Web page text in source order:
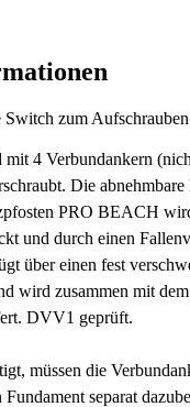
zum Aufschrauben
4 Verbundankern
Die
PRO BEACH
und durch einen
über einen fest
wird zusammen mit
DVV1 geprüft.
müssen die
separat